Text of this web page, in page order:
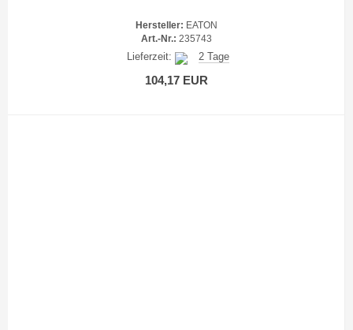
Hersteller: EATON
Art.-Nr.: 235743
Lieferzeit: 2 Tage
104,17 EUR